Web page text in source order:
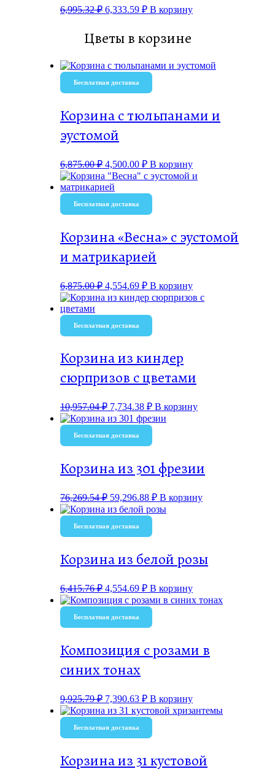
6,995.32₽ 6,333.59 ₽ В корзину
Цветы в корзине
Бесплатная доставка
Корзина с тюльпанами и
эустомой
6,875.00₽ 4,500.00 ₽ В корзину
Бесплатная доставка
Корзина «Весна» с эустомой
и матрикарией
6,875.00₽ 4,554.69 ₽ В корзину
Бесплатная доставка
Корзина из киндер
сюрпризов с цветами
10,957.04₽ 7,734.38 ₽ В корзину
Бесплатная доставка
Корзина из 301 фрезии
76,269.54₽ 59,296.88 ₽ В корзину
Бесплатная доставка
Корзина из белой розы
6,415.76₽ 4,554.69 ₽ В корзину
Бесплатная доставка
Композиция с розами в
синих тонах
9,925.79₽ 7,390.63 ₽ В корзину
Бесплатная доставка
Корзина из 31 кустовой